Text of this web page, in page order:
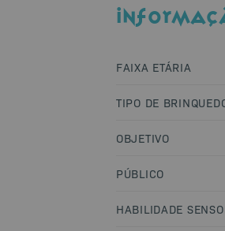
FAIXA ETÁRIA
TIPO DE
OBJETIVO
PÚBLICO
HABILIDADE